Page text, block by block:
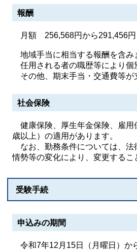
報酬
月額 256,568円から291,456円
地域手当に相当する報酬を含み
任用される者の職歴等により個
その他、期末手当・交通費等が
社会保険
健康保険、厚生年金保険、雇用
歳以上）の適用があります。
なお、勤務条件については、法
情勢等の変化により、変更するこ
受験手続
申込みの期間
令和7年12月15日（月曜日）か